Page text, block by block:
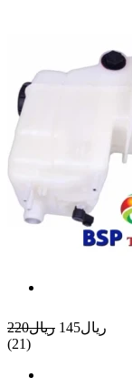
ريال145
ريال220
(21)